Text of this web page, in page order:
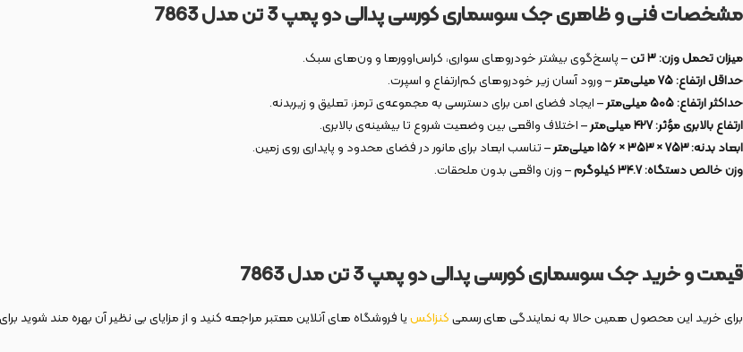
مشخصات فنی و ظاهری جک سوسماری کورسی پدالی دو پمپ 3 تن مدل 7863
میزان تحمل وزن:۳تن– پاسخ‌گوی بیشتر خودروهای سواری، کراس‌اوورها و ون‌های سبک.
حداقل ارتفاع:۷۵میلی‌متر– ورود آسان زیر خودروهای کم‌ارتفاع و اسپرت.
حداکثر ارتفاع:۵۰۵میلی‌متر– ایجاد فضای امن برای دسترسی به مجموعه‌ی ترمز، تعلیق و زیربدنه.
ارتفاع بالابری مؤثر:۴۲۷میلی‌متر– اختلاف واقعی بین وضعیت شروع تا بیشینه‌ی بالابری.
ابعاد بدنه:۷۵۳ × ۳۵۳ × ۱۵۶ میلی‌متر– تناسب ابعاد برای مانور در فضای محدود و پایداری روی زمین.
وزن خالص دستگاه:۳۴.۷کیلوگرم– وزن واقعی بدون ملحقات.
قیمت و خرید جک سوسماری کورسی پدالی دو پمپ 3 تن مدل 7863
برای خرید این محصول همین حالا به نمایندگی های رسمیکنزاکسیا فروشگاه های آنلاین معتبر مراجعه کنید و از مزایای بی نظیر آن بهره مند شوید